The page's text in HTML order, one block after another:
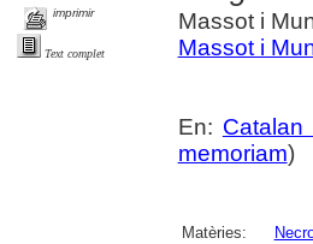
imprimir
Text complet
Massot i
Massot i
En: Catalan
memoriam)
Matèries: